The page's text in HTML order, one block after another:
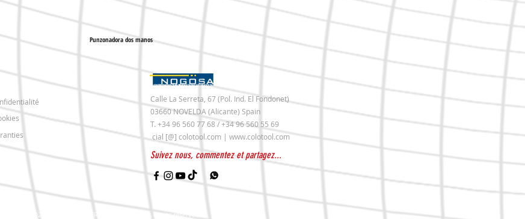
Punzonadora dos manos
Calle La Serreta, 67 (Pol. Ind. El Fondonet)
03660 NOVELDA (Alicante) Spain
T. +34 96 560 77 68 / +34 96 560 55 69
cial [@] colotool.com | www.colotool.com
Suivez nous, commentez et partagez...
©2026 NOGOSA IBÉRICA, S. L .U - Tous droits réservés.